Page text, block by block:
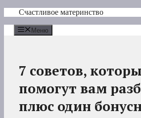
Перейти
содержимому
Счастливое материнство
Меню
7 советов,
помогут вам
плюс один